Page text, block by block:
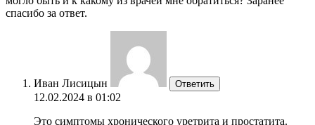
спасибо за ответ.
Иван Лисицын Ответить
12.02.2024 в 01:02
Это симптомы хронического уретрита и простатита.